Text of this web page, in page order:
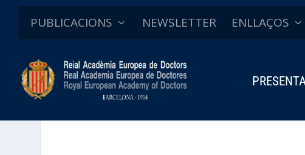
PUBLICACIONS NEWSLETTER ENLLAÇOS